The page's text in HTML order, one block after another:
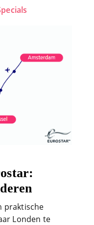
praktische
Londen te